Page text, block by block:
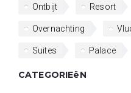
Ontbijt Resort
Overnachting
Suites Palace
CATEGORIEëN